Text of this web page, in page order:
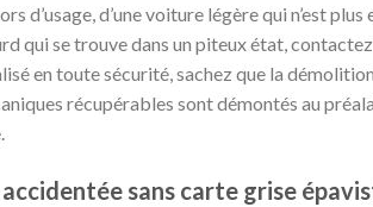
d’usage, d’une voiture légère qui n’est
qui se trouve dans un piteux état,
en toute sécurité, sachez que la
récupérables sont démontés au
sans carte grise